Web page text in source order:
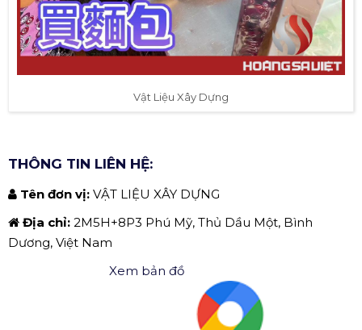
Vật Liệu Xây Dựng
THÔNG TIN LIÊN HỆ:
Tên đơn vị: VẬT LIỆU XÂY DỰNG
Địa chỉ: 2M5H+8P3 Phú Mỹ, Thủ Dầu Một, Bình
Dương, Việt Nam
Xem bản đồ